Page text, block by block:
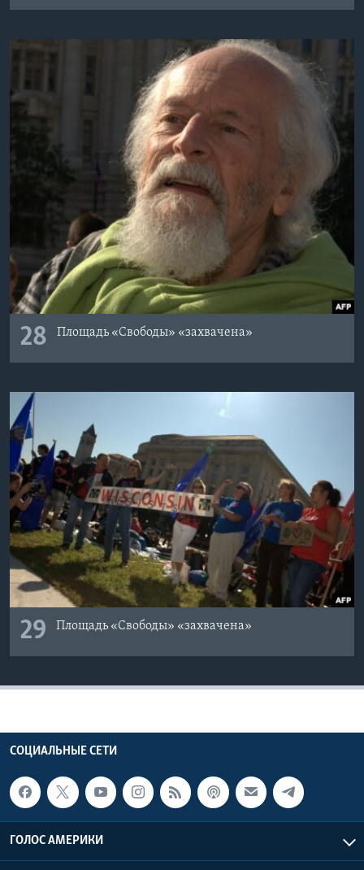
28 Площадь «Свободы» «захвачена»
29 Площадь «Свободы» «захвачена»
СОЦИАЛЬНЫЕ СЕТИ
ГОЛОС АМЕРИКИ